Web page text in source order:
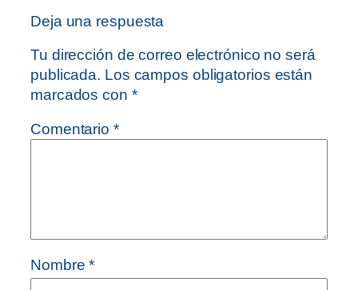
Deja una respuesta
Tu dirección de correo electrónico no será
publicada. Los campos obligatorios están
marcados con *
Comentario *
Nombre*